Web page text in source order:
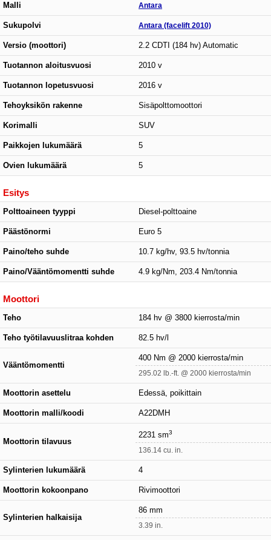
Malli Antara
Sukupolvi Antara (facelift 2010)
Versio (moottori) 2.2 CDTI (184 hv) Automatic
Tuotannon aloitusvuosi 2010 v
Tuotannon lopetusvuosi 2016 v
Tehoyksikön rakenne Sisäpolttomoottori
Korimalli SUV
Paikkojen lukumäärä 5
Ovien lukumäärä 5
Esitys
Polttoaineen tyyppi Diesel-polttoaine
Päästönormi Euro 5
Paino/teho suhde 10.7 kg/hv, 93.5 hv/tonnia
Paino/Vääntömomentti suhde 4.9 kg/Nm, 203.4 Nm/tonnia
Moottori
Teho 184 hv @ 3800 kierrosta/min
Teho työtilavuuslitraa kohden 82.5 hv/l
Vääntömomentti
400 Nm @ 2000 kierrosta/min
295.02 lb.-ft. @ 2000 kierrosta/min
Moottorin asettelu Edessä, poikittain
Moottorin malli/koodi A22DMH
Moottorin tilavuus
2231 sm3
136.14 cu. in.
Sylinterien lukumäärä 4
Moottorin kokoonpano Rivimoottori
Sylinterien halkaisija
86 mm
3.39 in.